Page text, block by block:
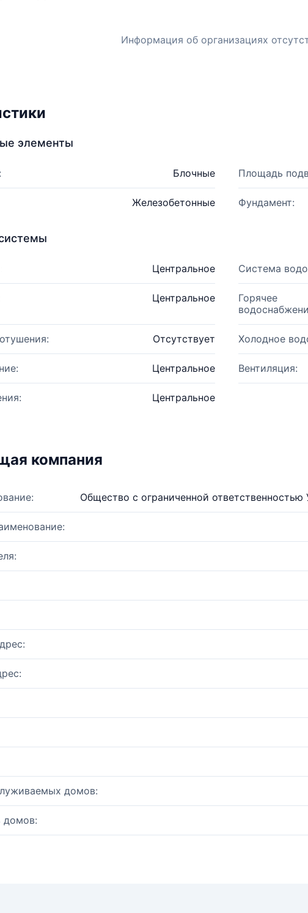
Информация об организациях
элементы
Блочные Площадь
Железобетонные Фундамент:
Центральное Система
Центральное
Горячее
Отсутствует Холодное
Центральное Вентиляция:
Центральное
компания
Общество с ограниченной
домов:
домов: